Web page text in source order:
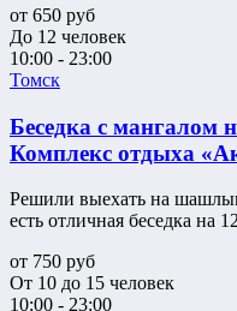
от 650 руб
До 12 человек
10:00 - 23:00
Томск
Беседка с мангалом
Комплекс отдыха
Решили выехать на
есть отличная беседка на
от 750 руб
От 10 до 15 человек
10:00 - 23:00